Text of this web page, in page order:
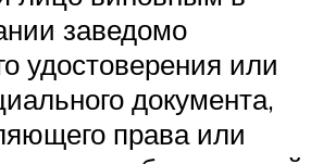
заведомо
удостоверения или
документа,
права или